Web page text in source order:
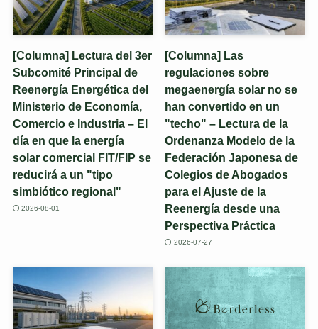
[Columna] Lectura del 3er
Subcomité Principal de
Reenergía Energética del
Ministerio de Economía,
Comercio e Industria – El
día en que la energía
solar comercial FIT/FIP se
reducirá a un "tipo
simbiótico regional"
2026-08-01
[Columna] Las
regulaciones sobre
megaenergía solar no se
han convertido en un
"techo" – Lectura de la
Ordenanza Modelo de la
Federación Japonesa de
Colegios de Abogados
para el Ajuste de la
Reenergía desde una
Perspectiva Práctica
2026-07-27